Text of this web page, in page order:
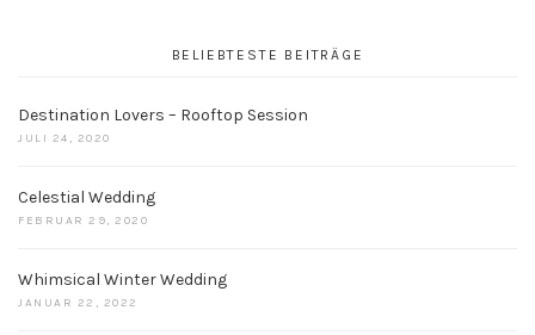
BELIEBTESTE BEITRÄGE
Destination Lovers – Rooftop Session
JULI 24, 2020
Celestial Wedding
FEBRUAR 29, 2020
Whimsical Winter Wedding
JANUAR 22, 2022